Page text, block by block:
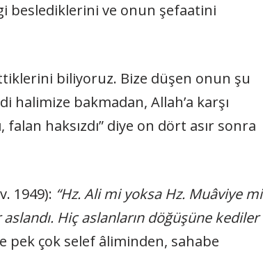
beslediklerini ve onun şefaatini
biliyoruz. Bize düşen onun şu
halimize bakmadan, Allah’a karşı
falan haksızdı” diye on dört asır sonra
1949): “Hz. Ali mi yoksa Hz. Muâviye mi
aslandı. Hiç aslanların döğüşüne kediler
pek çok selef âliminden, sahabe